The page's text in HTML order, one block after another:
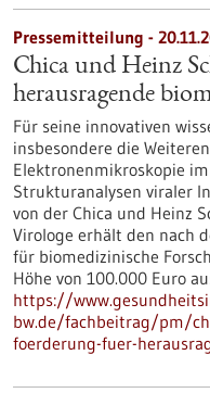
Pressemitteilung -
Chica und Heinz
herausragende
Für seine innovativen
insbesondere die
Elektronenmikroskopie
Strukturanalysen viraler
von der Chica und Heinz
Virologe erhält den nach
für biomedizinische
Höhe von 100.000 Euro
https://
bw.de/fachbeitrag/pm/
foerderung-fuer-